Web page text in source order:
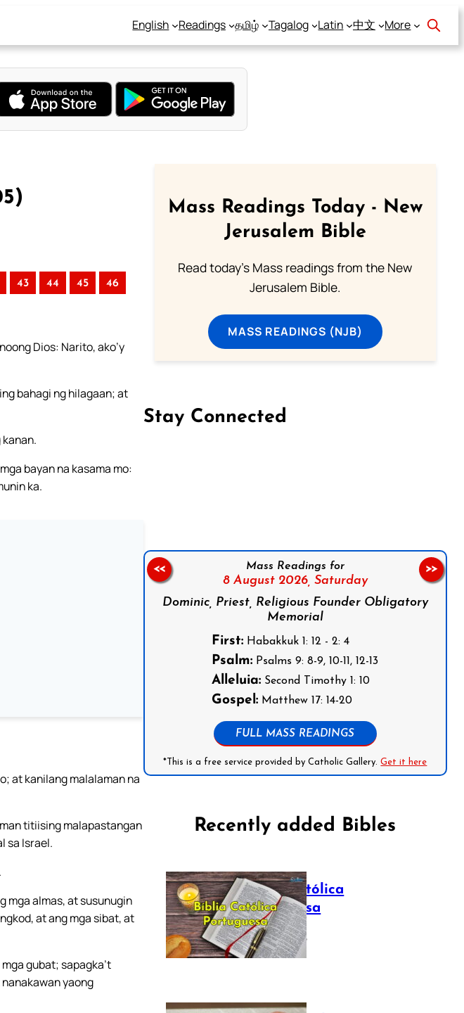
English Readings தமிழ் Tagalog Latin 中文 More
43 44 45 46
Dios: Narito, ako’y
bahagi ng hilagaan; at
bayan na kasama mo:
ka.
at kanilang malalaman na
titiising malapastangan
sa Israel.
mga almas, at susunugin
at ang mga sibat, at
gubat; sapagka’t
yaong
Mass Readings Today - New
Jerusalem Bible
Read today's Mass readings from the New
Jerusalem Bible.
MASS READINGS (NJB)
Stay Connected
Mass Readings for
8 August 2026, Saturday
Dominic, Priest, Religious Founder Obligatory
Memorial
First: Habakkuk 1: 12 - 2: 4
Psalm: Psalms 9: 8-9, 10-11, 12-13
Alleluia: Second Timothy 1: 10
Gospel: Matthew 17: 14-20
FULL MASS READINGS
*This is a free service provided by Catholic Gallery.Get it here
<< >>
Recently added Bibles
Bíblia Católica
Portuguesa
July 16, 2025